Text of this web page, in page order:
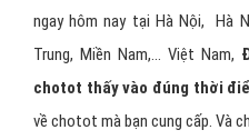
ngay hôm nay tại Hà Nội, Hà
Trung, Miền Nam,… Việt Nam,
chotot thấy vào đúng thời
về chotot mà bạn cung cấp. Và